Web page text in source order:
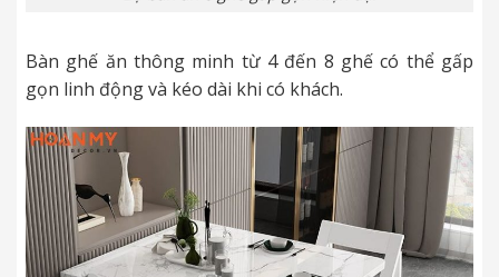
Bàn ghế ăn thông minh từ 4 đến 8 ghế có thể gấp
gọn linh động và kéo dài khi có khách.